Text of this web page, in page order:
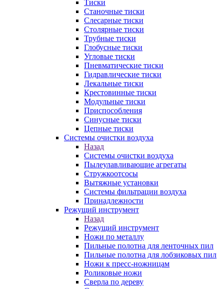
Тиски
Станочные тиски
Слесарные тиски
Столярные тиски
Трубные тиски
Глобусные тиски
Угловые тиски
Пневматические тиски
Гидравлические тиски
Лекальные тиски
Крестовинные тиски
Модульные тиски
Приспособления
Синусные тиски
Цепные тиски
Системы очистки воздуха
Назад
Системы очистки воздуха
Пылеулавливающие агрегаты
Стружкоотсосы
Вытяжные установки
Системы фильтрации воздуха
Принадлежности
Режущий инструмент
Назад
Режущий инструмент
Ножи по металлу
Пильные полотна для ленточных пил
Пильные полотна для лобзиковых пил
Ножи к пресс-ножницам
Роликовые ножи
Сверла по дереву